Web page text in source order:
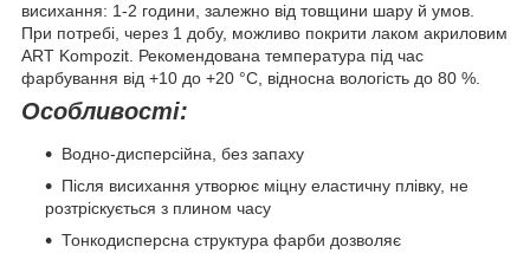
висихання: 1-2 години, залежно від товщини шару й умов.
При потребі, через 1 добу, можливо покрити лаком акриловим
ART Kompozit. Рекомендована температура під час
фарбування від +10 до +20 °С, відносна вологість до 80 %.
Особливості:
Водно-дисперсійна, без запаху
Після висихання утворює міцну еластичну плівку, не
розтріскується з плином часу
Тонкодисперсна структура фарби дозволяє